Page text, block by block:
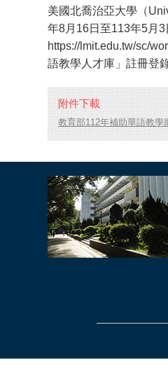
美國北喬治亞大學（
年8月16日至113年5月3
https://lmit.edu.tw/sc/
語教學人才庫」註冊登錄
附件下載
教育部112年補助華語教學